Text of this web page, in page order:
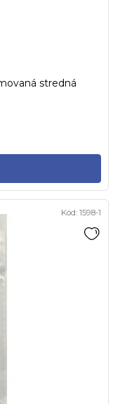
stredná
Kód: 1598-1